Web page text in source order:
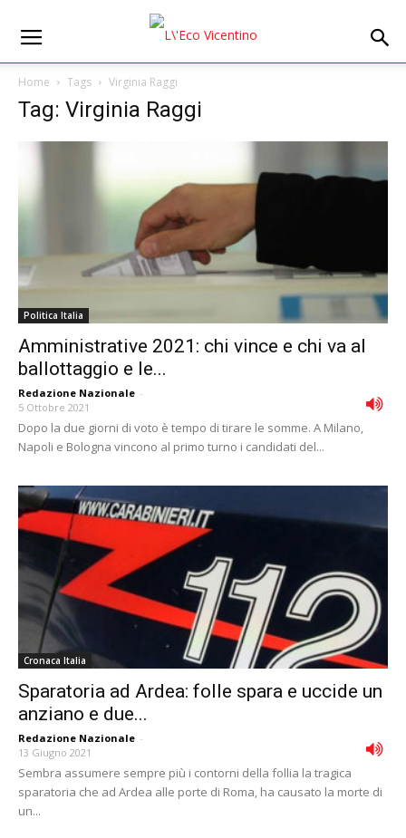
Home Tags Virginia Raggi
Tag: Virginia Raggi
Politica Italia
Amministrative 2021: chi vince e chi va al
ballottaggio e le...
Redazione Nazionale -
5 Ottobre 2021
Dopo la due giorni di voto è tempo di tirare le somme. A Milano,
Napoli e Bologna vincono al primo turno i candidati del...
Cronaca Italia
Sparatoria ad Ardea: folle spara e uccide un
anziano e due...
Redazione Nazionale -
13 Giugno 2021
Sembra assumere sempre più i contorni della follia la tragica
sparatoria che ad Ardea alle porte di Roma, ha causato la morte di
un...